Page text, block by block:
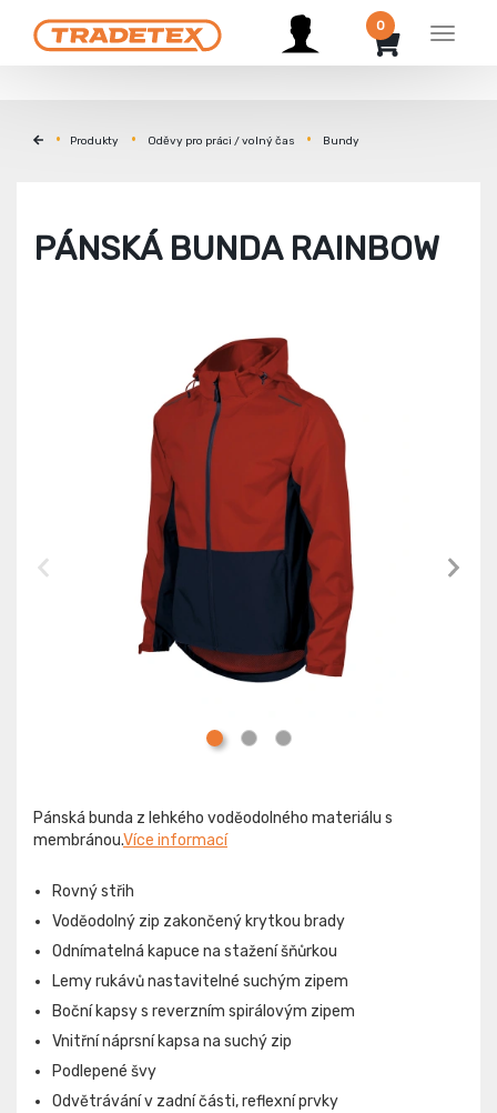
Menu
0
Produkty Oděvy pro práci / volný čas Bundy
PÁNSKÁ BUNDA RAINBOW
Pánská bunda z lehkého voděodolného materiálu s
membránou.Více informací
Rovný střih
Voděodolný zip zakončený krytkou brady
Odnímatelná kapuce na stažení šňůrkou
Lemy rukávů nastavitelné suchým zipem
Boční kapsy s reverzním spirálovým zipem
Vnitřní náprsní kapsa na suchý zip
Podlepené švy
Odvětrávání v zadní části, reflexní prvky